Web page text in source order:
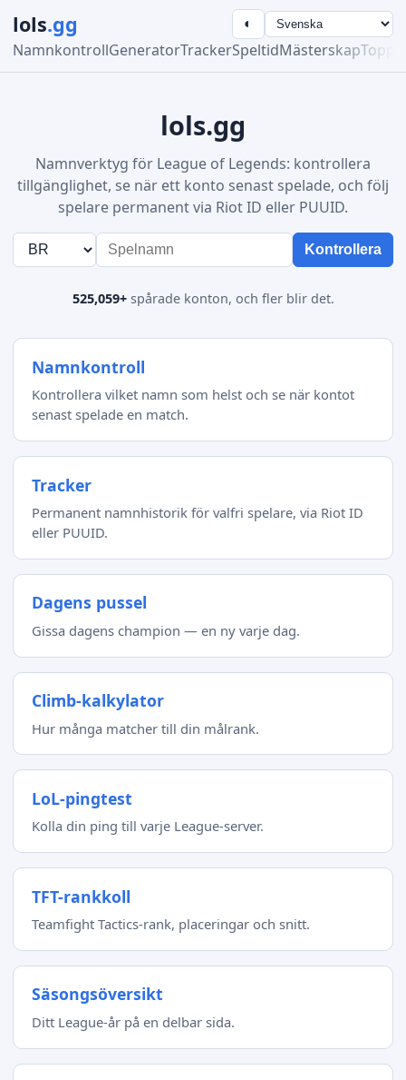
lols.gg
NamnkontrollGeneratorTrackerSpeltidMästerskap
◐
lols.gg
Namnverktyg för League of Legends: kontrollera
tillgänglighet, se när ett konto senast spelade, och följ
spelare permanent via Riot ID eller PUUID.
Kontrollera
525,059+spårade konton, och fler blir det.
Namnkontroll
Kontrollera vilket namn som helst och se när kontot
senast spelade en match.
Tracker
Permanent namnhistorik för valfri spelare, via Riot ID
eller PUUID.
Dagens pussel
Gissa dagens champion — en ny varje dag.
Climb-kalkylator
Hur många matcher till din målrank.
LoL-pingtest
Kolla din ping till varje League-server.
TFT-rankkoll
Teamfight Tactics-rank, placeringar och snitt.
Säsongsöversikt
Ditt League-år på en delbar sida.